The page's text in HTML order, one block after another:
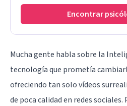
Encontrar
Mucha gente habla sobre la
tecnología que prometía
ofreciendo tan solo vídeos
de poca calidad en redes sociales.